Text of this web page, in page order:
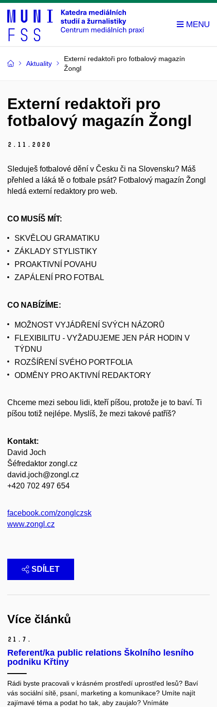
Aktuality
Externí redaktoři pro fotbalový magazín
Žongl
Externí redaktoři pro
fotbalový magazín Žongl
2. 11. 2020
Sleduješ fotbalové dění v Česku či na Slovensku? Máš
přehled a láká tě o fotbale psát? Fotbalový magazín Žongl
hledá externí redaktory pro web.
CO MUSÍŠ MÍT:
SKVĚLOU GRAMATIKU
ZÁKLADY STYLISTIKY
PROAKTIVNÍ POVAHU
ZAPÁLENÍ PRO FOTBAL
CO NABÍZÍME:
MOŽNOST VYJÁDŘENÍ SVÝCH NÁZORŮ
FLEXIBILITU - VYŽADUJEME JEN PÁR HODIN V
TÝDNU
ROZŠÍŘENÍ SVÉHO PORTFOLIA
ODMĚNY PRO AKTIVNÍ REDAKTORY
Chceme mezi sebou lidi, kteří píšou, protože je to baví. Ti
píšou totiž nejlépe. Myslíš, že mezi takové patříš?
Kontakt:
David Joch
Šéfredaktor zongl.cz
david.joch@zongl.cz
+420 702 497 654
facebook.com/zonglczsk
www.zongl.cz
SDÍLET
Více článků
21. 7.
Referent/ka public relations Školního lesního
podniku Křtiny
Rádi byste pracovali v krásném prostředí uprostřed lesů? Baví
vás sociální sítě, psaní, marketing a komunikace? Umíte najít
zajímavé téma a podat ho tak, aby zaujalo? Vnímáte